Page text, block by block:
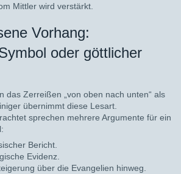
Mittler wird verstärkt.
Vorhang:
oder göttlicher
das Zerreißen „von oben nach unten“ als
übernimmt diese Lesart.
sprechen mehrere Argumente für ein
Bericht.
Evidenz.
über die Evangelien hinweg.